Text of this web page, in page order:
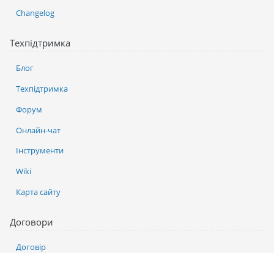
Changelog
Техпідтримка
Блог
Техпідтримка
Форум
Онлайн-чат
Інструменти
Wiki
Карта сайту
Договори
Договір